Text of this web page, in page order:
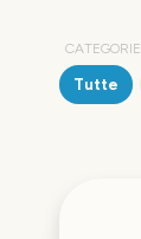
CATEGORIE
Tutte